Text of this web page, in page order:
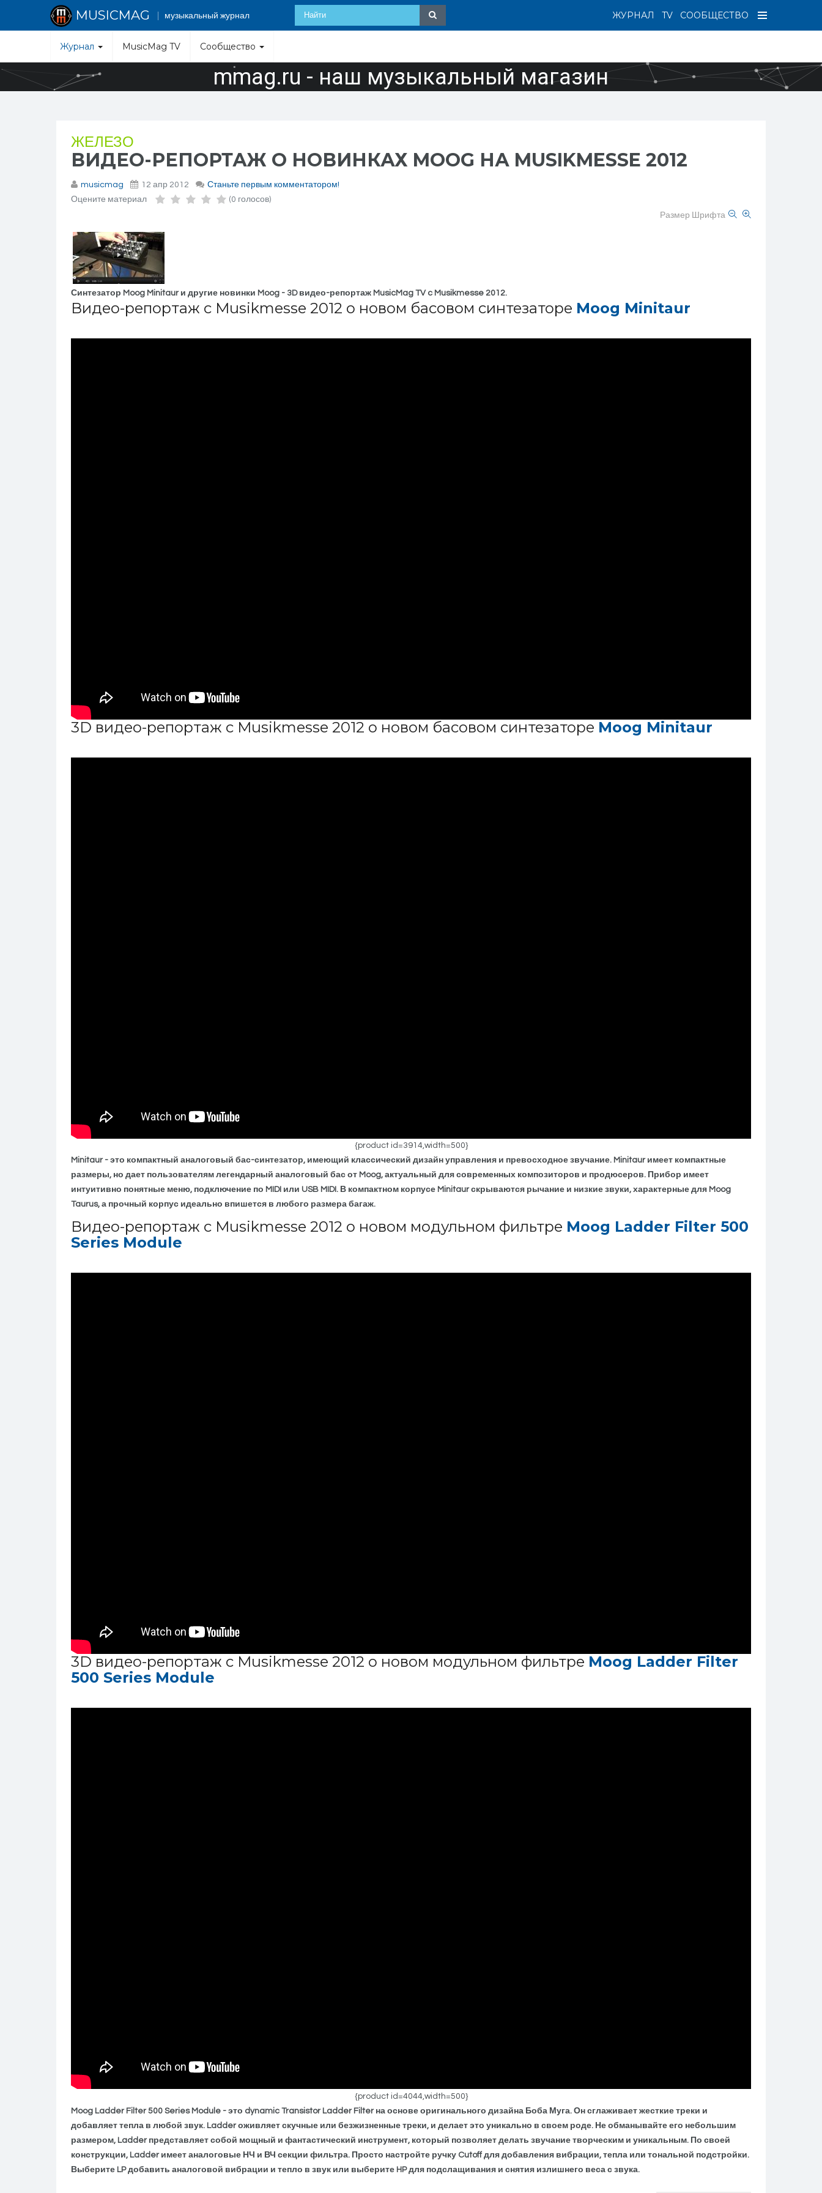
MUSICMAG музыкальный журнал СООБЩЕСТВО
TV
ЖУРНАЛ
Журнал MusicMag TV Сообщество
mmag.ru - наш музыкальный магазин
ЖЕЛЕЗО
ВИДЕО-РЕПОРТАЖ О НОВИНКАХ MOOG НА MUSIKMESSE 2012
musicmag 12 апр 2012
Станьте первым комментатором!
Оцените материал
(0 голосов)
Размер Шрифта
Синтезатор Moog Minitaur и другие новинки Moog - 3D видео-репортаж MusicMag TV c Musikmesse 2012.
Видео-репортаж c Musikmesse 2012 о новом басовом синтезаторе Moog Minitaur
3D видео-репортаж c Musikmesse 2012 о новом басовом синтезаторе Moog Minitaur
{product id=3914,width=500}
Minitaur - это компактный аналоговый бас-синтезатор, имеющий классический дизайн управления и превосходное звучание. Minitaur имеет компактные
размеры, но дает пользователям легендарный аналоговый бас от Moog, актуальный для современных композиторов и продюсеров. Прибор имеет
интуитивно понятные меню, подключение по MIDI или USB MIDI. В компактном корпусе Minitaur скрываются рычание и низкие звуки, характерные для Moog
Taurus, а прочный корпус идеально впишется в любого размера багаж.
Видео-репортаж c Musikmesse 2012 о новом модульном фильтре Moog Ladder Filter 500
Series Module
3D видео-репортаж c Musikmesse 2012 о новом модульном фильтре Moog Ladder Filter
500 Series Module
{product id=4044,width=500}
Moog Ladder Filter 500 Series Module - это dynamic Transistor Ladder Filter на основе оригинального дизайна Боба Муга. Он сглаживает жесткие треки и
добавляет тепла в любой звук. Ladder оживляет скучные или безжизненные треки, и делает это уникально в своем роде. Не обманывайте его небольшим
размером, Ladder представляет собой мощный и фантастический инструмент, который позволяет делать звучание творческим и уникальным. По своей
конструкции, Ladder имеет аналоговые НЧ и ВЧ секции фильтра. Просто настройте ручку Cutoff для добавления вибрации, тепла или тональной подстройки.
Выберите LP добавить аналоговой вибрации и тепло в звук или выберите HP для подслащивания и снятия излишнего веса с звука.